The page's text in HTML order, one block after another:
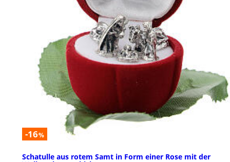
-16%
Schatulle aus rotem Samt in Form einer Rose mit der